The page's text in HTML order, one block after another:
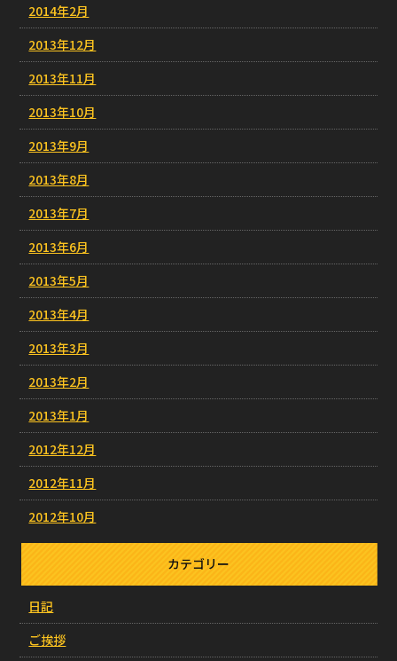
2014年2月
2013年12月
2013年11月
2013年10月
2013年9月
2013年8月
2013年7月
2013年6月
2013年5月
2013年4月
2013年3月
2013年2月
2013年1月
2012年12月
2012年11月
2012年10月
カテゴリー
日記
ご挨拶